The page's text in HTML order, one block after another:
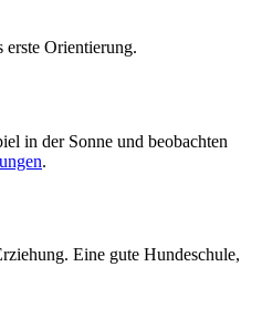
Orientierung.
in der Sonne und beobachten
.
Eine gute Hundeschule,